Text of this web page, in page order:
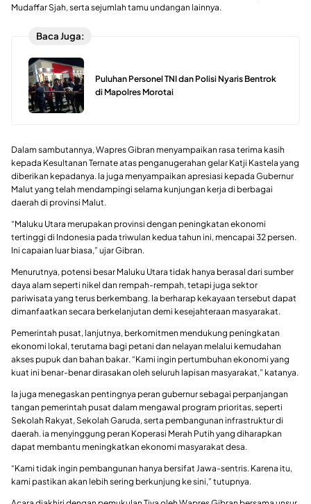
Mudaffar Sjah, serta sejumlah tamu undangan lainnya.
Baca Juga:
Puluhan Personel TNI dan Polisi Nyaris Bentrok
di Mapolres Morotai
Dalam sambutannya, Wapres Gibran menyampaikan rasa terima kasih
kepada Kesultanan Ternate atas penganugerahan gelar Katji Kastela yang
diberikan kepadanya. Ia juga menyampaikan apresiasi kepada Gubernur
Malut yang telah mendampingi selama kunjungan kerja di berbagai
daerah di provinsi Malut.
“Maluku Utara merupakan provinsi dengan peningkatan ekonomi
tertinggi di Indonesia pada triwulan kedua tahun ini, mencapai 32 persen.
Ini capaian luar biasa,” ujar Gibran.
Menurutnya, potensi besar Maluku Utara tidak hanya berasal dari sumber
daya alam seperti nikel dan rempah-rempah, tetapi juga sektor
pariwisata yang terus berkembang. Ia berharap kekayaan tersebut dapat
dimanfaatkan secara berkelanjutan demi kesejahteraan masyarakat.
Pemerintah pusat, lanjutnya, berkomitmen mendukung peningkatan
ekonomi lokal, terutama bagi petani dan nelayan melalui kemudahan
akses pupuk dan bahan bakar. “Kami ingin pertumbuhan ekonomi yang
kuat ini benar-benar dirasakan oleh seluruh lapisan masyarakat,” katanya.
Ia juga menegaskan pentingnya peran gubernur sebagai perpanjangan
tangan pemerintah pusat dalam mengawal program prioritas, seperti
Sekolah Rakyat, Sekolah Garuda, serta pembangunan infrastruktur di
daerah. ia menyinggung peran Koperasi Merah Putih yang diharapkan
dapat membantu meningkatkan ekonomi masyarakat desa.
“Kami tidak ingin pembangunan hanya bersifat Jawa-sentris. Karena itu,
kami pastikan akan lebih sering berkunjung ke sini,” tutupnya.